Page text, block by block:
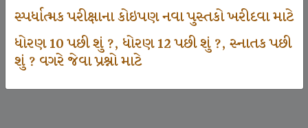
સ્પર્ધાત્મક પરીક્ષાના કોઇપણ નવા પુસ્તકો ખરીદવા માટે
ધોરણ 10 પછી શું ?, ધોરણ 12 પછી શું ?, સ્નાતક પછી
શું ? વગરે જેવા પ્રશ્નો માટે
125000